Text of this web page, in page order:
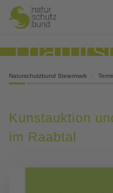
Naturschutzbund Steiermark
Kunstauktion
im Raabtal